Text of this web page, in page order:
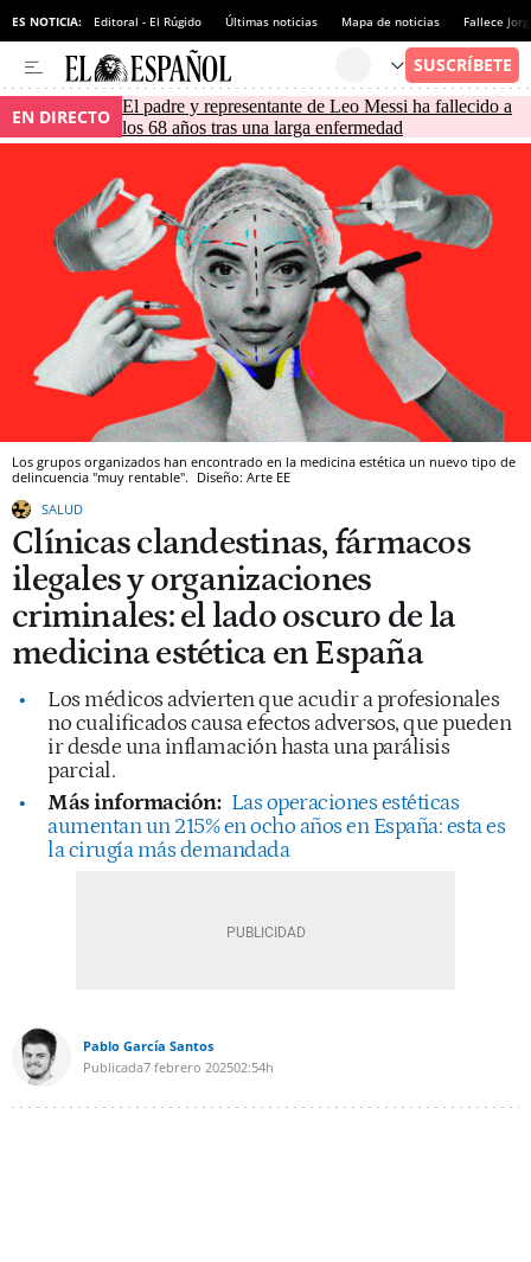
ES NOTICIA: Editoral - El Rúgido Últimas noticias Mapa de noticias Fallece
EN DIRECTO El padre y representante de Leo Messi ha fallecido a
los 68 años tras una larga enfermedad
Los grupos organizados han encontrado en la medicina estética un nuevo tipo de
delincuencia "muy rentable". Diseño: Arte EE
SALUD
Clínicas clandestinas, fármacos
ilegales y organizaciones
criminales: el lado oscuro de la
medicina estética en España
Los médicos advierten que acudir a profesionales
no cualificados causa efectos adversos, que pueden
ir desde una inflamación hasta una parálisis
parcial.
Más información: Las operaciones estéticas
aumentan un 215% en ocho años en España: esta es
la cirugía más demandada
Pablo García Santos
Publicada7 febrero 202502:54h